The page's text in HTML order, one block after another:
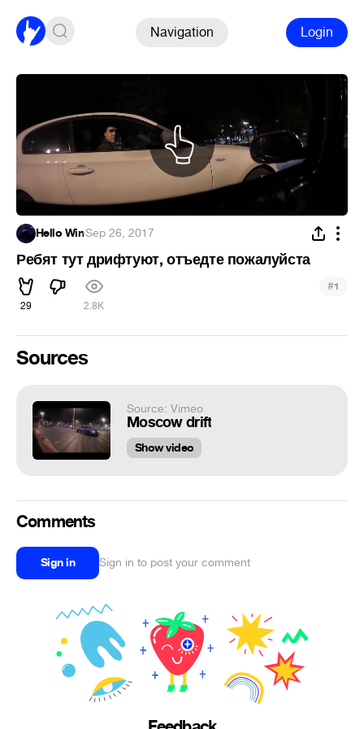
Navigation Login
Hello Win·Sep 26, 2017
Ребят тут дрифтуют, отъедте пожалуйста
29 2.8K
#1
Sources
Source: Vimeo
Moscow drift
Show video
Comments
Sign in Sign in to post your comment